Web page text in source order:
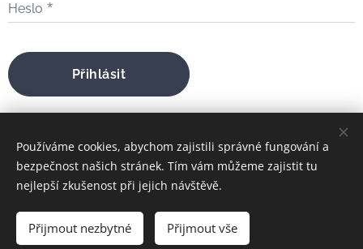
Heslo
Přihlásit
bratrfilip@gmail.com
FILIP MARIA ŠTOJDL
Používáme cookies, abychom zajistili správné fungování a
bezpečnost našich stránek. Tím vám můžeme zajistit tu
nejlepší zkušenost při jejich návštěvě.
Přijmout nezbytné Přijmout vše